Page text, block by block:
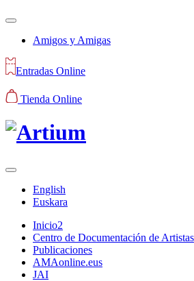
Amigos y Amigas
Entradas Online
Tienda Online
English
Euskara
Inicio2
Centro de Documentación de Artistas
Publicaciones
AMAonline.eus
JAI